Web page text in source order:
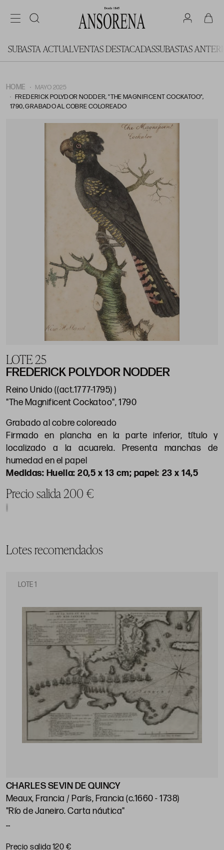
SUBASTA ACTUALVENTAS DESTACADASSUBASTAS
HOME
MAYO 2025
FREDERICK POLYDOR NODDER, "THE MAGNIFICENT COCKATOO",
1790, GRABADO AL COBRE COLOREADO
LOTE 25
FREDERICK POLYDOR NODDER
Reino Unido ((act.1777-1795) )
"The Magnificent Cockatoo", 1790
Grabado al cobre coloreado
Firmado en plancha en la parte inferior, título y
localizado a la acuarela. Presenta manchas de
humedad en el papel
Huella: 20,5 x 13 cm; papel: 23 x 14,5
Precio salida 200 €
Lotes recomendados
LOTE 1
CHARLES SEVIN DE QUINCY
Meaux, Francia / París, Francia (c.1660 - 1738)
"Río de Janeiro. Carta náutica"
Precio salida 120 €